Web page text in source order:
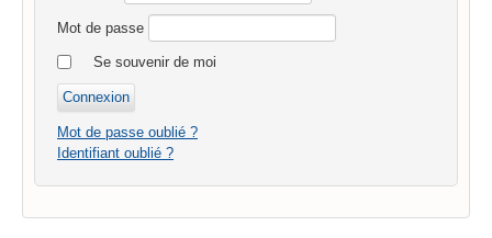
Mot de passe
Se souvenir de moi
Mot de passe oublié ?
Identifiant oublié ?